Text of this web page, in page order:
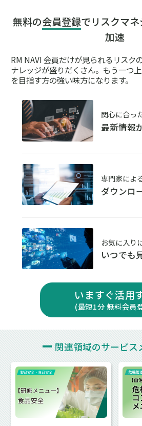
無料の会員登録でリスクマ
加速
RM NAVI 会員だけが見られるリスク
ナレッジが盛りだくさん。 もう一つ
を目指す方の強い味方になります。
関心に合っ
最新情報
専門家によ
ダウンロ
お気に入り
いつでも
いますぐ活用
(最短1分 無料会員
関連領域のサービス